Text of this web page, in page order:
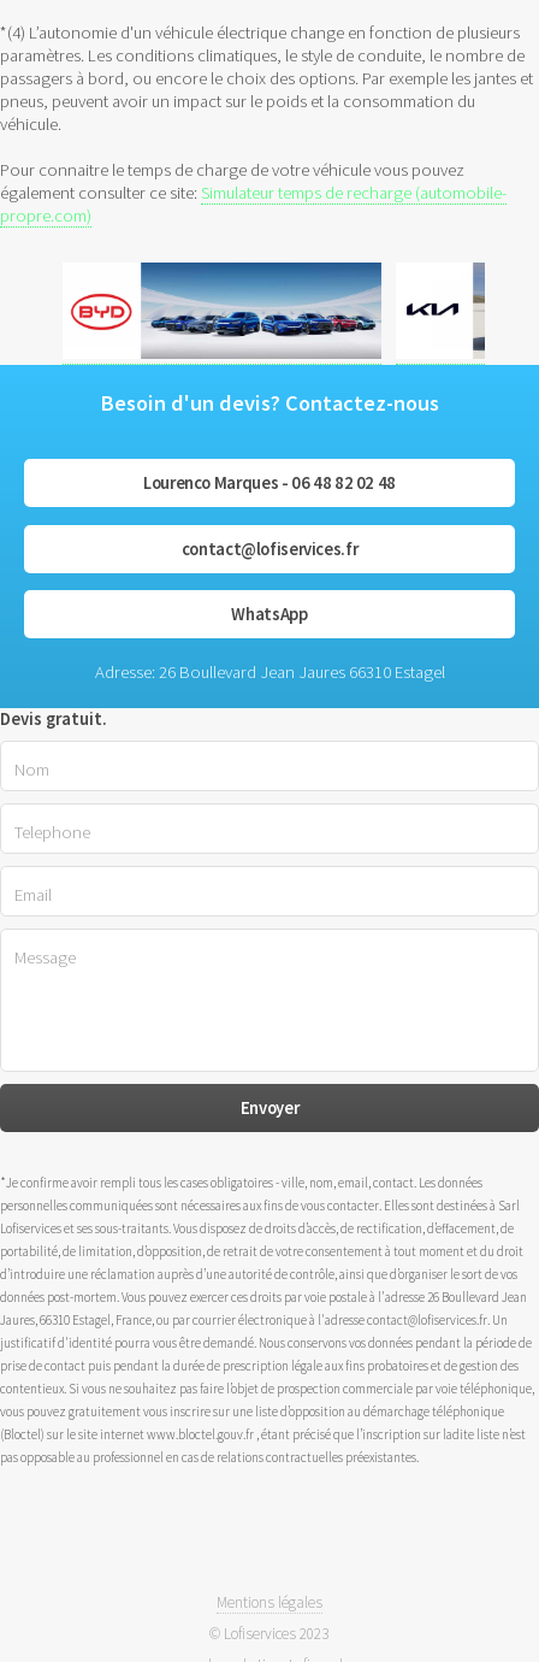
*(4) L’autonomie d'un véhicule électrique change en fonction de plusieurs
paramètres. Les conditions climatiques, le style de conduite, le nombre de
passagers à bord, ou encore le choix des options. Par exemple les jantes et
pneus, peuvent avoir un impact sur le poids et la consommation du
véhicule.
Pour connaitre le temps de charge de votre véhicule vous pouvez
également consulter ce site: Simulateur temps de recharge (automobile-
propre.com)
Besoin d'un devis? Contactez-nous
Lourenco Marques - 06 48 82 02 48
contact@lofiservices.fr
WhatsApp
Adresse: 26 Boullevard Jean Jaures 66310 Estagel
Devis gratuit.
*Je confirme avoir rempli tous les cases obligatoires - ville, nom, email, contact. Les données
personnelles communiquées sont nécessaires aux fins de vous contacter. Elles sont destinées à Sarl
Lofiservices et ses sous-traitants. Vous disposez de droits d’accès, de rectification, d’effacement, de
portabilité, de limitation, d’opposition, de retrait de votre consentement à tout moment et du droit
d’introduire une réclamation auprès d’une autorité de contrôle, ainsi que d’organiser le sort de vos
données post-mortem. Vous pouvez exercer ces droits par voie postale à l'adresse 26 Boullevard Jean
Jaures, 66310 Estagel, France, ou par courrier électronique à l'adresse contact@lofiservices.fr. Un
justificatif d'identité pourra vous être demandé. Nous conservons vos données pendant la période de
prise de contact puis pendant la durée de prescription légale aux fins probatoires et de gestion des
contentieux. Si vous ne souhaitez pas faire l’objet de prospection commerciale par voie téléphonique,
vous pouvez gratuitement vous inscrire sur une liste d’opposition au démarchage téléphonique
(Bloctel) sur le site internet www.bloctel.gouv.fr , étant précisé que l’inscription sur ladite liste n’est
pas opposable au professionnel en cas de relations contractuelles préexistantes.
Mentions légales
© Lofiservices 2023